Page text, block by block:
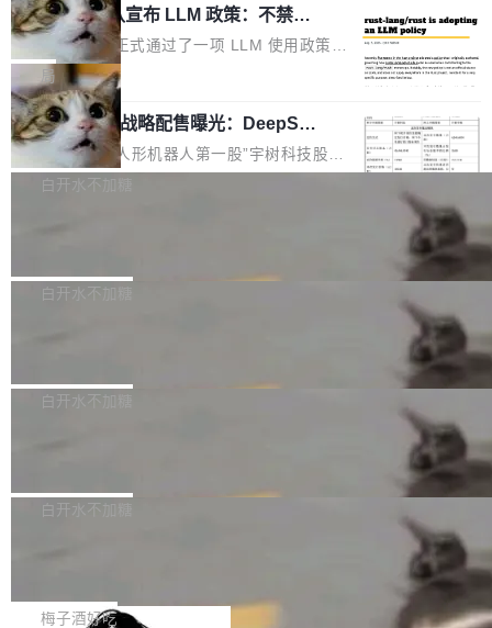
配、功耗与稳定性调优、兼容性测评及统一互联
等内容展开系统讲解和实战交流，帮助企业进一
步了解开源鸿蒙在智能...
Hub 员工 kdaigle 在 HN 讨论中贴出了一组数
据：2025 年全年 10 亿次 commit。现在，每周
2.75 亿次，全年预计 140 亿次。GitHub...
ontinual Harness。在 ARC-AGI 3 基准测试
上，Prime Agent + Opus 5 的组合达到了 95.
5% RHAE Best@1，超过了 ARC 报告的人类专
家基线 95.4%。 不是又一个 coding agent 包装
器 Prime Agent 的架构和市面上大多数 coding
agent 有本质区别。大多数 agent harness 的设
计是基于早期模型的能力—...
Rust 项目团队宣布 LLM 政策：不禁
止，但你要承认哪些代码不是你写的
Rust 语言项目正式通过了一项 LLM 使用政策，
覆盖 rust-lang/rust 单一仓库的代码贡献。这不
是项目级别的官方立场，目前由五个团队采纳，
但它可能是主流开源项目中关于 AI 辅助贡献最
细致的一份规则。 政策的核心只有一句话：LLM
可以用来分析、提炼、审阅、建议，但不能用来
不得生成涉及安全性的关键变更，除非作者本身
局
宇树科技 IPO 战略配售曝光：DeepSe
ek 获配 93.3 万股，锁定 36 个月
8月6日晚间，“人形机器人第一股”宇树科技股份
有限公司披露IPO发行价格及战略配售结果，杭
36个月。 公告显示，本次宇树科技战略配售对
员工参与设立的专项资产管理计划。其中，Dee
获配9...
白开水不加糖
Bug fixes and enhancements 修复多次传递同
一个回归问题，该问题导致拉取镜像时会拒绝包
题，该问题可能导致在旧版 Linux 内核...
白开水不加糖
e 孵化器项目管理委员会（IPMC）投票中获得
P）！这一里程碑不仅标志着 Fluss 迈入新的发
白开水不加糖
长期停止内容更新，未能实现其作为“AI版维基百
提交的编辑请求也长期处于待处理状态。 Groki
白开水不加糖
是这样的：配 MessageSource 的 Bean、写 R
梅子酒好吃